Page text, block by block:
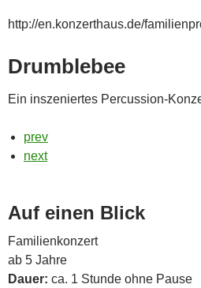
http://en.konzerthaus.de/
Drumblebee
Ein inszeniertes Percussion-
prev
next
Auf einen Blick
Familienkonzert
ab 5 Jahre
Dauer: ca. 1 Stunde ohne Pause